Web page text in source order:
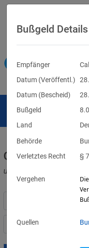
Geldbußen für
und für Verletzungen
Nach Land filtern
Bußgeld Details
Empfänger
Datum (Veröffentl.)
Datum (Bescheid)
Bußgeld
Land
Behörde
Verletztes Recht
§
Vergehen
Quellen